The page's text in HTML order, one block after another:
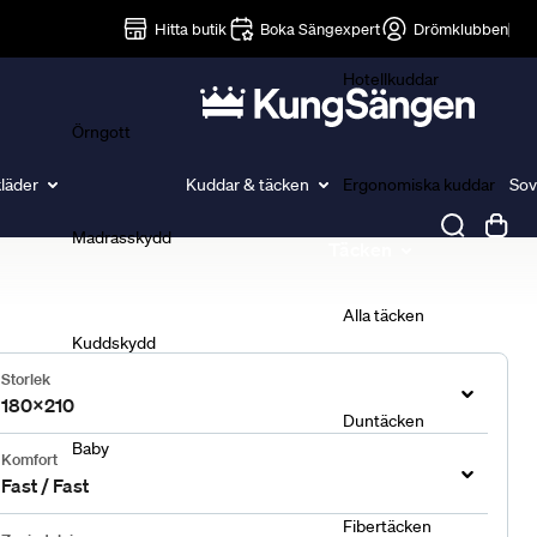
Hitta butik Boka Sängexpert Drömklubben
Örngott
Madrasskydd
Kuddskydd
Baby
Kuddar & täcken
Hotellkuddar
Ergonomiska kuddar
Alla täcken
Duntäcken
Fibertäcken
Storlek
180x210
Komfort
Fast / Fast